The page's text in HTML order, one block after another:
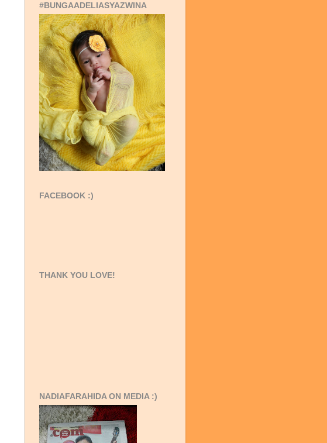
#BUNGAADELIASYAZWINA
FACEBOOK :)
THANK YOU LOVE!
NADIAFARAHIDA ON MEDIA :)